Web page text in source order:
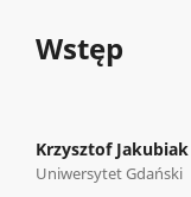
Wstęp
Krzysztof Jakubiak
Uniwersytet Gdański